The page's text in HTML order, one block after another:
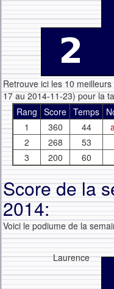
Retrouve ici les 10
17 au 2014-11-23) pour la
Rang Score Temps
1
360 44
2
268 53
3
200 60
Score de la
2014:
Voici le podiume de la
Laurence